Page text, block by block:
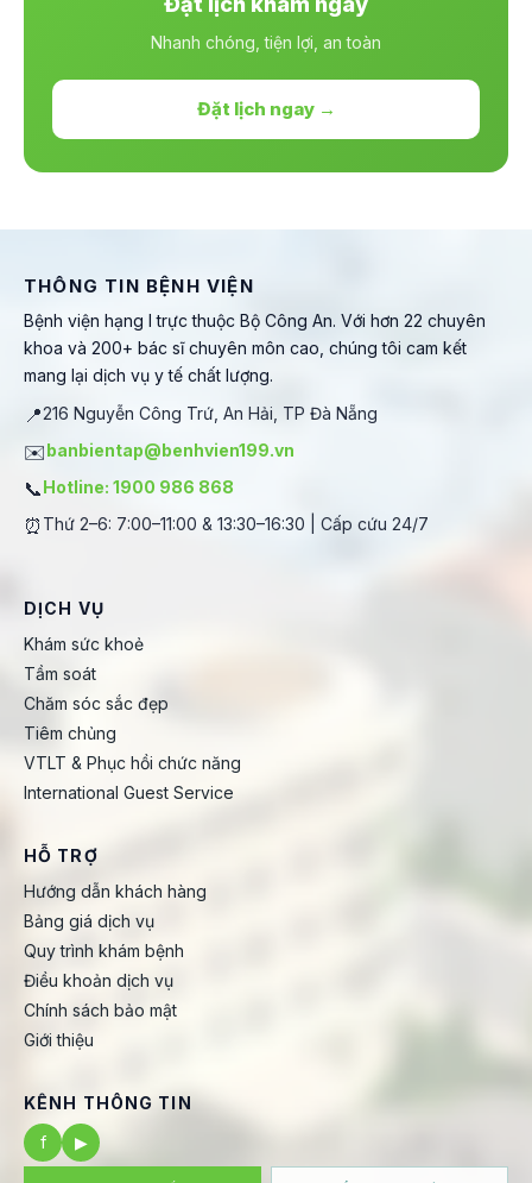
Nhanh chóng, tiện lợi, an toàn
Đặt lịch ngay →
THÔNG TIN BỆNH VIỆN
Bệnh viện hạng I trực thuộc Bộ Công An. Với hơn 22 chuyên
khoa và 200+ bác sĩ chuyên môn cao, chúng tôi cam kết
mang lại dịch vụ y tế chất lượng.
📍216 Nguyễn Công Trứ, An Hải, TP Đà Nẵng
✉️banbientap@benhvien199.vn
📞Hotline: 1900 986 868
⏰ Thứ 2–6: 7:00–11:00 & 13:30–16:30 | Cấp cứu 24/7
DỊCH VỤ
Khám sức khoẻ
Tầm soát
Chăm sóc sắc đẹp
Tiêm chủng
VTLT & Phục hồi chức năng
International Guest Service
HỖ TRỢ
Hướng dẫn khách hàng
Bảng giá dịch vụ
Quy trình khám bệnh
Điều khoản dịch vụ
Chính sách bảo mật
Giới thiệu
KÊNH THÔNG TIN
f
▶